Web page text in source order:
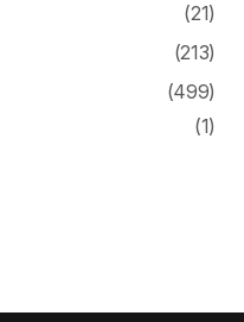
(21)
(213)
(499)
(1)